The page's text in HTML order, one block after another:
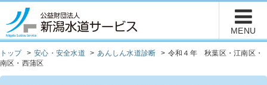
トップ 安心・安全水道 あんしん水道診断
令和４年 秋葉区・江南区・
南区・西蒲区